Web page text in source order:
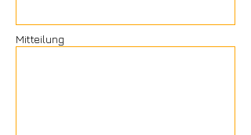
Mitteilung